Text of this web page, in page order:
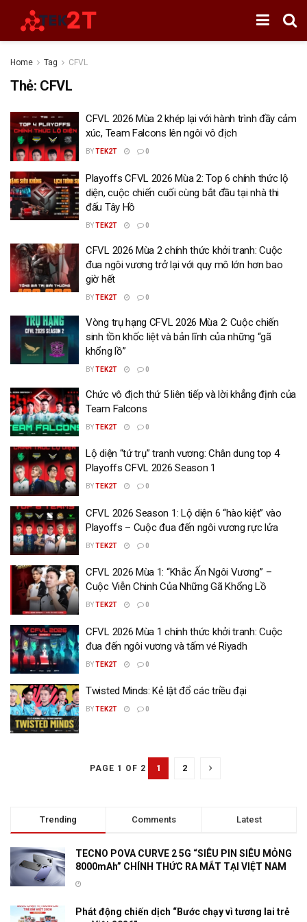
Home Tag CFVL
Thẻ: CFVL
CFVL 2026 Mùa 2 khép lại với hành trình đầy cảm
xúc, Team Falcons lên ngôi vô địch
BYTEK2T 0
Playoffs CFVL 2026 Mùa 2: Top 6 chính thức lộ
diện, cuộc chiến cuối cùng bắt đầu tại nhà thi
đấu Tây Hồ
BYTEK2T 0
CFVL 2026 Mùa 2 chính thức khởi tranh: Cuộc
đua ngôi vương trở lại với quy mô lớn hơn bao
giờ hết
BYTEK2T 0
Vòng trụ hạng CFVL 2026 Mùa 2: Cuộc chiến
sinh tồn khốc liệt và bản lĩnh của những “gã
khổng lồ”
BYTEK2T 0
Chức vô địch thứ 5 liên tiếp và lời khẳng định của
Team Falcons
BYTEK2T 0
Lộ diện “tứ trụ” tranh vương: Chân dung top 4
Playoffs CFVL 2026 Season 1
BYTEK2T 0
CFVL 2026 Season 1: Lộ diện 6 “hào kiệt” vào
Playoffs – Cuộc đua đến ngôi vương rực lửa
BYTEK2T 0
CFVL 2026 Mùa 1: “Khắc Ấn Ngôi Vương” –
Cuộc Viễn Chinh Của Những Gã Khổng Lồ
BYTEK2T 0
CFVL 2026 Mùa 1 chính thức khởi tranh: Cuộc
đua đến ngôi vương và tấm vé Riyadh
BYTEK2T 0
Twisted Minds: Kẻ lật đổ các triều đại
BYTEK2T 0
PAGE 1 OF 2 1 2
Trending Comments Latest
TECNO POVA CURVE 2 5G “SIÊU PIN SIÊU MỎNG
8000mAh” CHÍNH THỨC RA MẮT TẠI VIỆT NAM
Phát động chiến dịch “Bước chạy vì tương lai trẻ